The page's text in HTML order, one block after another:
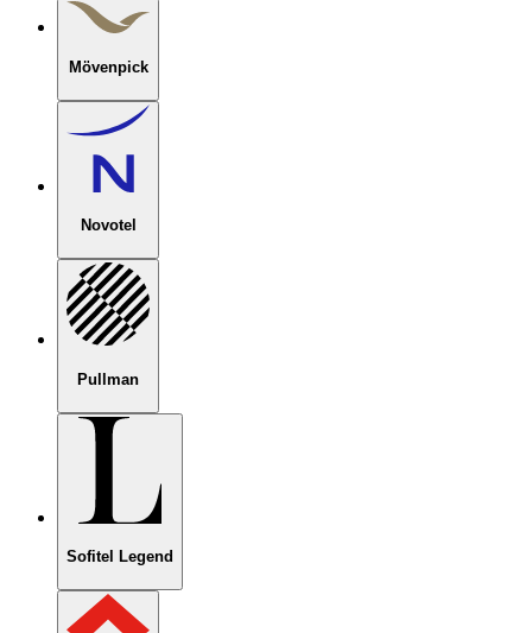
Mövenpick
Novotel
Pullman
Sofitel Legend